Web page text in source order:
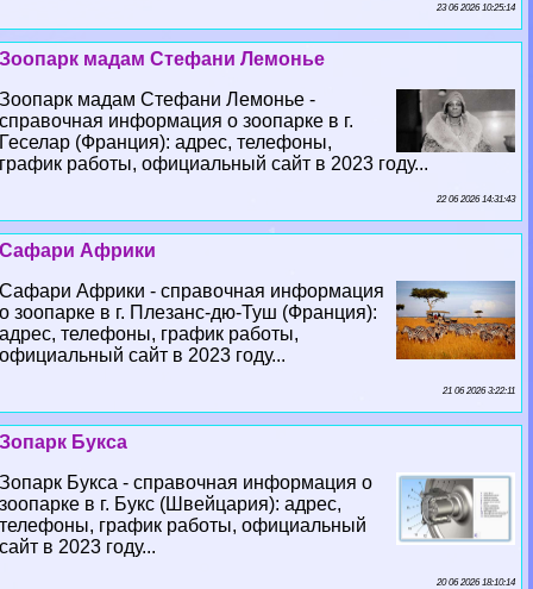
23 06 2026 10:25:14
Зоопарк мадам Стефани Лемонье
Зоопарк мадам Стефани Лемонье -
справочная информация о зоопарке в г.
Геселар (Франция): адрес, телефоны,
график работы, официальный сайт в 2023 году...
22 06 2026 14:31:43
Сафари Африки
Сафари Африки - справочная информация
о зоопарке в г. Плезанс-дю-Туш (Франция):
адрес, телефоны, график работы,
официальный сайт в 2023 году...
21 06 2026 3:22:11
Зопарк Букса
Зопарк Букса - справочная информация о
зоопарке в г. Букс (Швейцария): адрес,
телефоны, график работы, официальный
сайт в 2023 году...
20 06 2026 18:10:14